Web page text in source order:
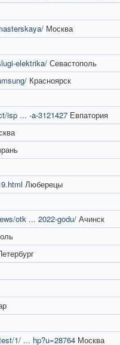
Москва
elektrika/ Севастополь
Красноярск
isp ... -a-3121427 Евпатория
Люберецы
otk ... 2022-godu/ Ачинск
1/ ... hp?u=28764 Москва